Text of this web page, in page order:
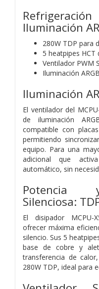
Iluminación
280W TDP para
5 heatpipes HCT
Ventilador PWM
Iluminación ARGB
Iluminación
El ventilador del
de iluminación
compatible con
permitiendo
equipo. Para una
adicional que
automático, sin
Potencia
Silenciosa:
El disipador MCPU-
ofrecer máxima
silencio. Sus 5
base de cobre y
transferencia de
280W TDP, ideal para